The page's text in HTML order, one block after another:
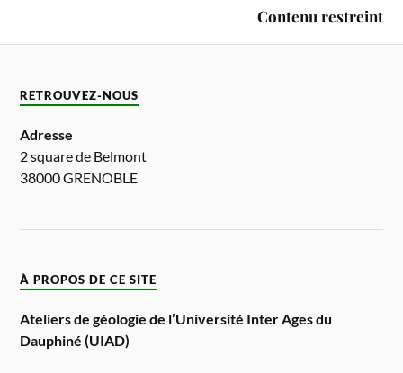
Contenu restreint
RETROUVEZ-NOUS
Adresse
2 square de Belmont
38000 GRENOBLE
À PROPOS DE CE SITE
Ateliers de géologie de l’Université Inter Ages du
Dauphiné (UIAD)